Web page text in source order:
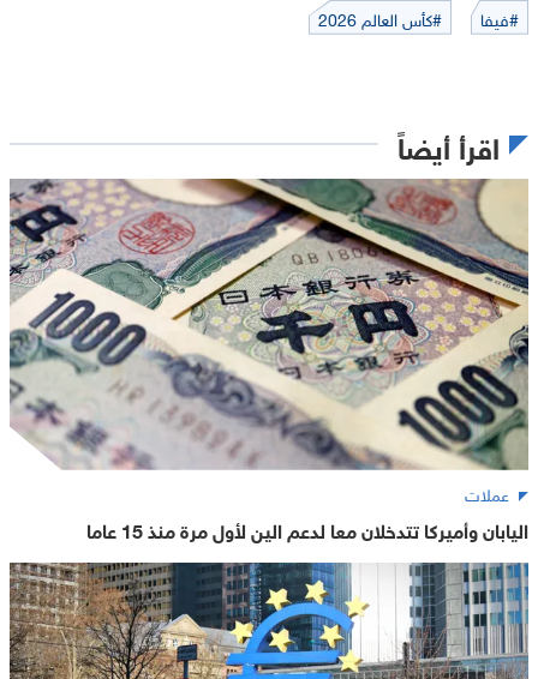
#فيفا #كأس العالم 2026
اقرأ أيضاً
عملات
اليابان وأميركا تتدخلان معا لدعم الين لأول مرة منذ 15 عاما